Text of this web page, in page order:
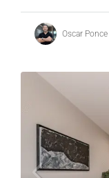
Oscar Ponce